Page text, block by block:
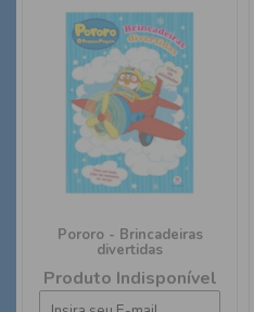
Pororo - Brincadeiras
divertidas
Produto Indisponível